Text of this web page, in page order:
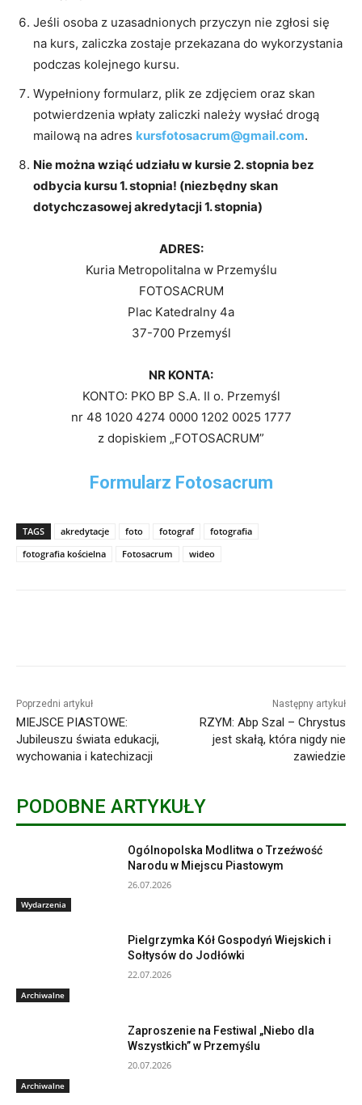
Jeśli osoba z uzasadnionych przyczyn nie zgłosi się
na kurs, zaliczka zostaje przekazana do wykorzystania
podczas kolejnego kursu.
Wypełniony formularz, plik ze zdjęciem oraz skan
potwierdzenia wpłaty zaliczki należy wysłać drogą
mailową na adres kursfotosacrum@gmail.com.
Nie można wziąć udziału w kursie 2. stopnia bez
odbycia kursu 1. stopnia! (niezbędny skan
dotychczasowej akredytacji 1. stopnia)
ADRES:
Kuria Metropolitalna w Przemyślu
FOTOSACRUM
Plac Katedralny 4a
37-700 Przemyśl
NR KONTA:
KONTO: PKO BP S.A. II o. Przemyśl
nr 48 1020 4274 0000 1202 0025 1777
z dopiskiem „FOTOSACRUM”
Formularz Fotosacrum
TAGS akredytacje foto fotograf
fotografia
fotografia kościelna
Fotosacrum wideo
Poprzedni artykuł
MIEJSCE PIASTOWE:
Jubileuszu świata edukacji,
wychowania i katechizacji
Następny artykuł
RZYM: Abp Szal – Chrystus
jest skałą, która nigdy nie
zawiedzie
PODOBNE ARTYKUŁY
Wydarzenia
Ogólnopolska Modlitwa o Trzeźwość
Narodu w Miejscu Piastowym
26.07.2026
Archiwalne
Pielgrzymka Kół Gospodyń Wiejskich i
Sołtysów do Jodłówki
22.07.2026
Archiwalne
Zaproszenie na Festiwal „Niebo dla
Wszystkich” w Przemyślu
20.07.2026